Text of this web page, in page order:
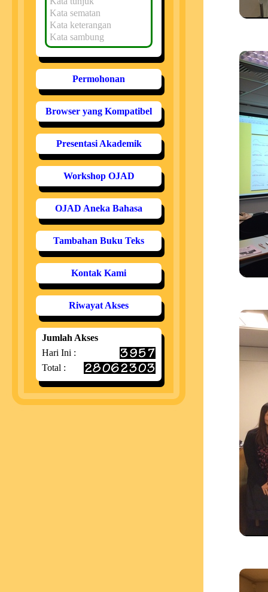
Kata sematan
Kata keterangan
Kata sambung
Permohonan
Browser yang Kompatibel
Presentasi Akademik
Workshop OJAD
OJAD Aneka Bahasa
Tambahan Buku Teks
Kontak Kami
Riwayat Akses
Jumlah Akses
Hari Ini :
Total :